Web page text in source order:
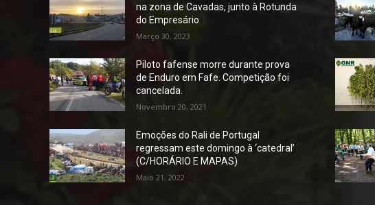
na zona de Cavadas, junto à Rotunda
do Empresário
Março 30, 2023
Piloto fafense morre durante prova
de Enduro em Fafe. Competição foi
cancelada.
Novembro 20, 2021
Emoções do Rali de Portugal
regressam este domingo à ‘catedral’
(C/HORÁRIO E MAPAS)
Maio 21, 2022